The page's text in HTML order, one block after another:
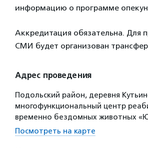
информацию о программе
Аккредитация обязательна. Для
СМИ будет организован
Адрес проведения
Подольский район, деревня
многофункциональный центр
временно бездомных животных
Посмотреть на карте